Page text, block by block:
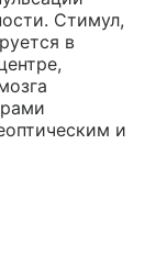
Стимул,
в
и